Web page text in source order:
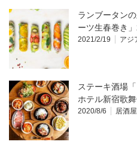
ランブータン
ーツ生春巻き
2021/2/19 アジ
ステーキ酒場
ホテル新宿歌
2020/8/6 居酒